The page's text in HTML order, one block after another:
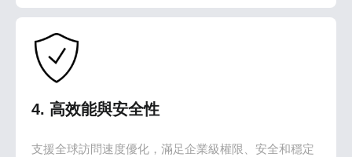
4. 高效能與安全性
支援全球訪問速度優化，滿足企業級權限、安全和穩定